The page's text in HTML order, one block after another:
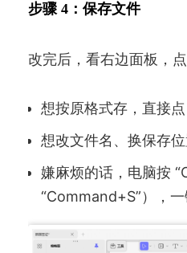
步骤 4：保存文件
改完后，看右边面板，点
想按原格式存，直接点
想改文件名、换保存位
嫌麻烦的话，电脑按
“Command+S”），一